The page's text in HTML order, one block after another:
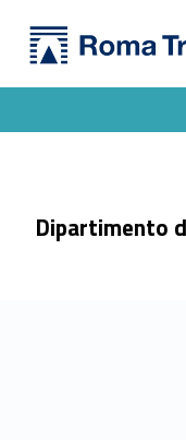
Bando incarichi e collaborazioni esterne - prot. 836 - Dipartimento di Scienze della Formazione
Dipartimento di Scienze della Formazione dell'Università degli Studi Roma Tre
Dipartimento
Header info sidebar